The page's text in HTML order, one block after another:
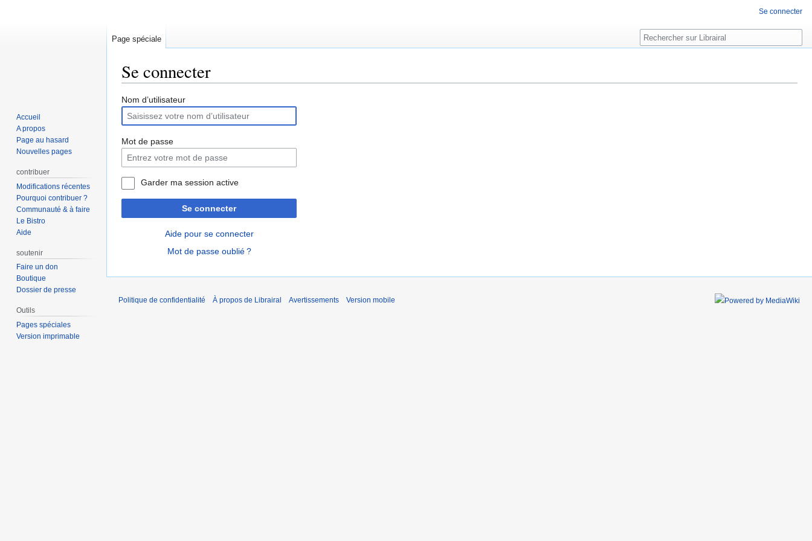
Se connecter
Aller
la
navigation
Aller
la
recherche
Nom d’utilisateur
Mot de passe
Garder ma session active
Se connecter
Aide pour se connecter
Mot de passe oublié ?
Se connecter
Page spéciale Rechercher
Accueil
A propos
Page au hasard
Nouvelles pages
contribuer
Modifications récentes
Pourquoi contribuer ?
Communauté & à faire
Le Bistro
Aide
soutenir
Faire un don
Boutique
Dossier de presse
Outils
Pages spéciales
Version imprimable
Politique de confidentialité À propos de Librairal Avertissements Version mobile